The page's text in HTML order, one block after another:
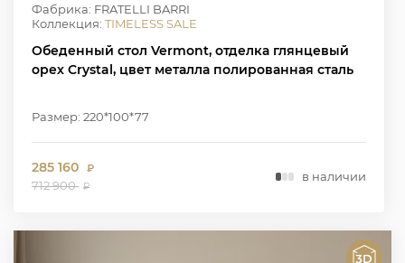
Фабрика: FRATELLI BARRI
Коллекция: TIMELESS SALE
Обеденный стол Vermont, отделка глянцевый
орех Crystal, цвет металла полированная сталь
Размер: 220*100*77
285 160 ₽
712 900 ₽
в наличии